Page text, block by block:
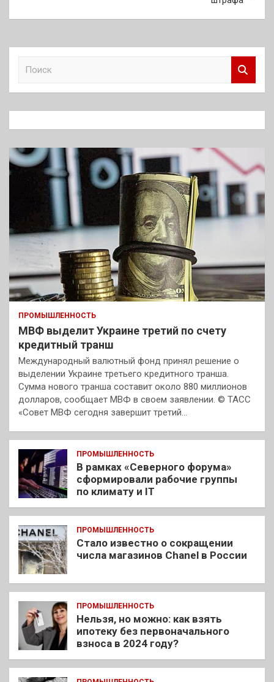
к
ПРОМЫШЛЕННОСТЬ
МВФ выделит Украине третий по счету
кредитный транш
Международный валютный фонд принял решение о
выделении Украине третьего кредитного транша.
Сумма нового транша составит около 880 миллионов
долларов, сообщает МВФ в своем заявлении. © ТАСС
«Совет МВФ сегодня завершит третий…
ПРОМЫШЛЕННОСТЬ
В рамках «Северного форума»
сформировали рабочие группы
по климату и IT
ПРОМЫШЛЕННОСТЬ
Стало известно о сокращении
числа магазинов Chanel в России
ПРОМЫШЛЕННОСТЬ
Нельзя, но можно: как взять
ипотеку без первоначального
взноса в 2024 году?